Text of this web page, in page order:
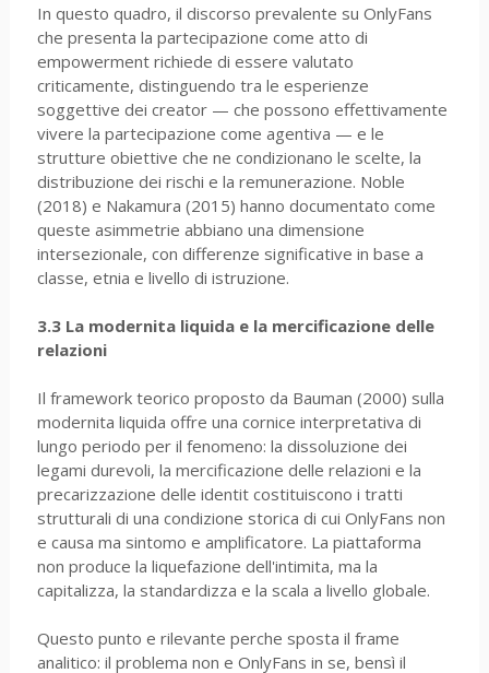
In questo quadro, il discorso prevalente su OnlyFans
che presenta la partecipazione come atto di
empowerment richiede di essere valutato
criticamente, distinguendo tra le esperienze
soggettive dei creator — che possono effettivamente
vivere la partecipazione come agentiva — e le
strutture obiettive che ne condizionano le scelte, la
distribuzione dei rischi e la remunerazione. Noble
(2018) e Nakamura (2015) hanno documentato come
queste asimmetrie abbiano una dimensione
intersezionale, con differenze significative in base a
classe, etnia e livello di istruzione.
3.3 La modernita liquida e la mercificazione delle
relazioni
Il framework teorico proposto da Bauman (2000) sulla
modernita liquida offre una cornice interpretativa di
lungo periodo per il fenomeno: la dissoluzione dei
legami durevoli, la mercificazione delle relazioni e la
precarizzazione delle identit costituiscono i tratti
strutturali di una condizione storica di cui OnlyFans non
e causa ma sintomo e amplificatore. La piattaforma
non produce la liquefazione dell'intimita, ma la
capitalizza, la standardizza e la scala a livello globale.
Questo punto e rilevante perche sposta il frame
analitico: il problema non e OnlyFans in se, bensì il